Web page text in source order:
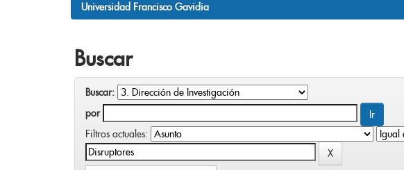
Universidad Francisco Gavidia
Buscar
Buscar:
por
Filtros actuales: